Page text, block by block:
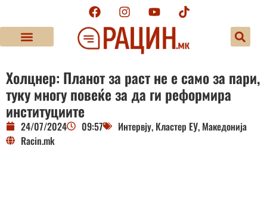
Холцнер: Планот за раст не е само за пари,
туку многу повеќе за да ги реформира
институциите
24/07/2024 09:57 Интервју, Кластер ЕУ, Македонија
Racin.mk